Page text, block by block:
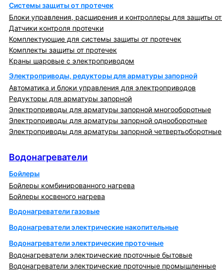
Системы защиты от протечек
Блоки управления, расширения и контроллеры для защиты
Датчики контроля протечки
Комплектующие для системы защиты от протечек
Комплекты защиты от протечек
Краны шаровые с электроприводом
Электроприводы, редукторы для арматуры запорной
Автоматика и блоки управления для электроприводов
Редукторы для арматуры запорной
Электроприводы для арматуры запорной многооборотные
Электроприводы для арматуры запорной однооборотные
Электроприводы для арматуры запорной четвертьоборотные
Водонагреватели
Бойлеры
Бойлеры комбинированного нагрева
Бойлеры косвеного нагрева
Водонагреватели газовые
Водонагреватели электрические накопительные
Водонагреватели электрические проточные
Водонагреватели электрические проточные бытовые
Водонагреватели электрические проточные промышленные